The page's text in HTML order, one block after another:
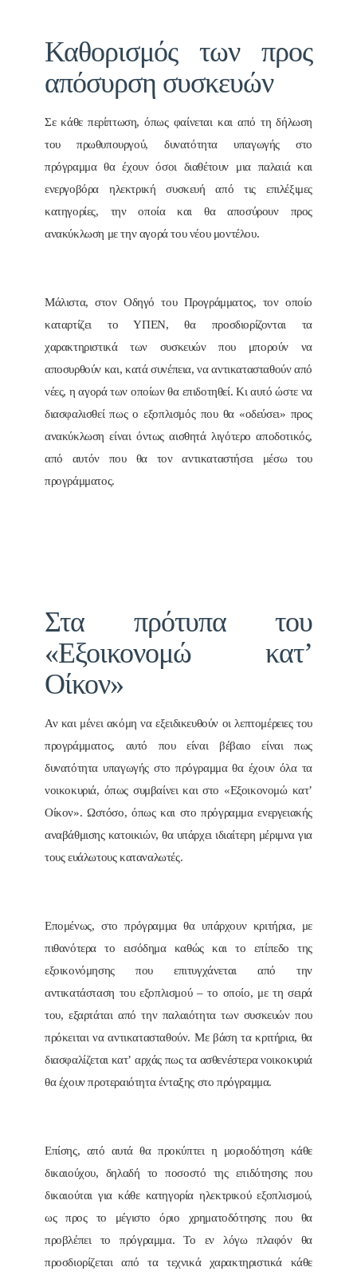
Καθορισμός των προς
απόσυρση συσκευών
Σε κάθε περίπτωση, όπως φαίνεται και από τη δήλωση
του πρωθυπουργού, δυνατότητα υπαγωγής στο
πρόγραμμα θα έχουν όσοι διαθέτουν μια παλαιά και
ενεργοβόρα ηλεκτρική συσκευή από τις επιλέξιμες
κατηγορίες, την οποία και θα αποσύρουν προς
ανακύκλωση με την αγορά του νέου μοντέλου.
Μάλιστα, στον Οδηγό του Προγράμματος, τον οποίο
καταρτίζει το ΥΠΕΝ, θα προσδιορίζονται τα
χαρακτηριστικά των συσκευών που μπορούν να
αποσυρθούν και, κατά συνέπεια, να αντικατασταθούν από
νέες, η αγορά των οποίων θα επιδοτηθεί. Κι αυτό ώστε να
διασφαλισθεί πως ο εξοπλισμός που θα «οδεύσει» προς
ανακύκλωση είναι όντως αισθητά λιγότερο αποδοτικός,
από αυτόν που θα τον αντικαταστήσει μέσω του
προγράμματος.
Στα πρότυπα του
«Εξοικονομώ κατʼ
Οίκον»
Αν και μένει ακόμη να εξειδικευθούν οι λεπτομέρειες του
προγράμματος, αυτό που είναι βέβαιο είναι πως
δυνατότητα υπαγωγής στο πρόγραμμα θα έχουν όλα τα
νοικοκυριά, όπως συμβαίνει και στο «Εξοικονομώ κατʼ
Οίκον». Ωστόσο, όπως και στο πρόγραμμα ενεργειακής
αναβάθμισης κατοικιών, θα υπάρχει ιδιαίτερη μέριμνα για
τους ευάλωτους καταναλωτές.
Επομένως, στο πρόγραμμα θα υπάρχουν κριτήρια, με
πιθανότερα το εισόδημα καθώς και το επίπεδο της
εξοικονόμησης που επιτυγχάνεται από την
αντικατάσταση του εξοπλισμού – το οποίο, με τη σειρά
του, εξαρτάται από την παλαιότητα των συσκευών που
πρόκειται να αντικατασταθούν. Με βάση τα κριτήρια, θα
διασφαλίζεται κατʼ αρχάς πως τα ασθενέστερα νοικοκυριά
θα έχουν προτεραιότητα ένταξης στο πρόγραμμα.
Επίσης, από αυτά θα προκύπτει η μοριοδότηση κάθε
δικαιούχου, δηλαδή το ποσοστό της επιδότησης που
δικαιούται για κάθε κατηγορία ηλεκτρικού εξοπλισμού,
ως προς το μέγιστο όριο χρηματοδότησης που θα
προβλέπει το πρόγραμμα. Το εν λόγω πλαφόν θα
προσδιορίζεται από τα τεχνικά χαρακτηριστικά κάθε